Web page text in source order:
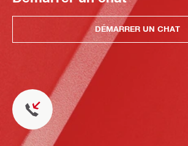
DÉMARRER UN CHAT